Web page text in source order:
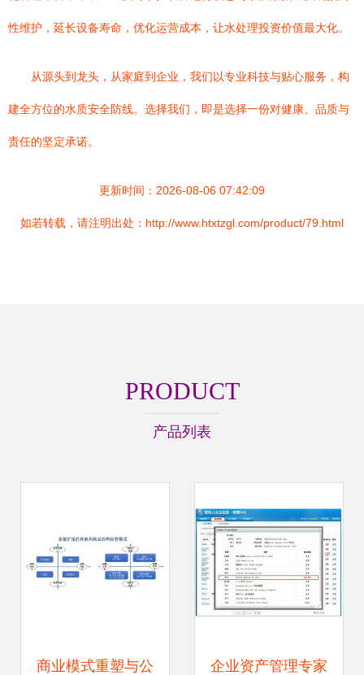
性维护，延长设备寿命，优化运营成本，让水处理投资价值最大化。
从源头到龙头，从家庭到企业，我们以专业科技与贴心服务，构
建全方位的水质安全防线。选择我们，即是选择一份对健康、品质与
责任的坚定承诺。
更新时间：2026-08-06 07:42:09
如若转载，请注明出处：http://www.htxtzgl.com/product/79.html
PRODUCT
产品列表
商业模式重塑与公 企业资产管理专家